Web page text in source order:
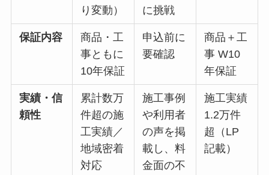
り変動）
に挑戦
保証内容
商品・工
事ともに
10年保証
申込前に
要確認
商品＋工
事 W10
年保証
実績・信
頼性
累計数万
件超の施
工実績／
地域密着
対応
施工事例
や利用者
の声を掲
載し、料
金面の不
施工実績
1.2万件
超（LP
記載）